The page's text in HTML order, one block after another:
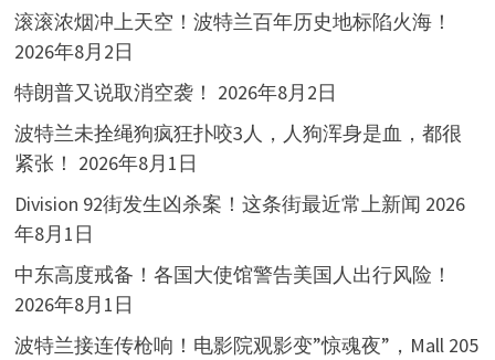
滚滚浓烟冲上天空！波特兰百年历史地标陷火海！
2026年8月2日
特朗普又说取消空袭！ 2026年8月2日
波特兰未拴绳狗疯狂扑咬3人，人狗浑身是血，都很
紧张！ 2026年8月1日
Division 92街发生凶杀案！这条街最近常上新闻 2026
年8月1日
中东高度戒备！各国大使馆警告美国人出行风险！
2026年8月1日
波特兰接连传枪响！电影院观影变”惊魂夜”，Mall 205